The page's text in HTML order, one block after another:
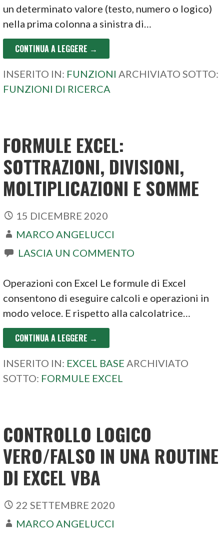
un determinato valore (testo, numero o logico)
nella prima colonna a sinistra di…
CONTINUA A LEGGERE →
INSERITO IN: FUNZIONI ARCHIVIATO SOTTO:
FUNZIONI DI RICERCA
FORMULE EXCEL:
SOTTRAZIONI, DIVISIONI,
MOLTIPLICAZIONI E SOMME
15 DICEMBRE 2020
MARCO ANGELUCCI
LASCIA UN COMMENTO
Operazioni con Excel Le formule di Excel
consentono di eseguire calcoli e operazioni in
modo veloce. E rispetto alla calcolatrice…
CONTINUA A LEGGERE →
INSERITO IN: EXCEL BASE ARCHIVIATO
SOTTO: FORMULE EXCEL
CONTROLLO LOGICO
VERO/FALSO IN UNA ROUTINE
DI EXCEL VBA
22 SETTEMBRE 2020
MARCO ANGELUCCI